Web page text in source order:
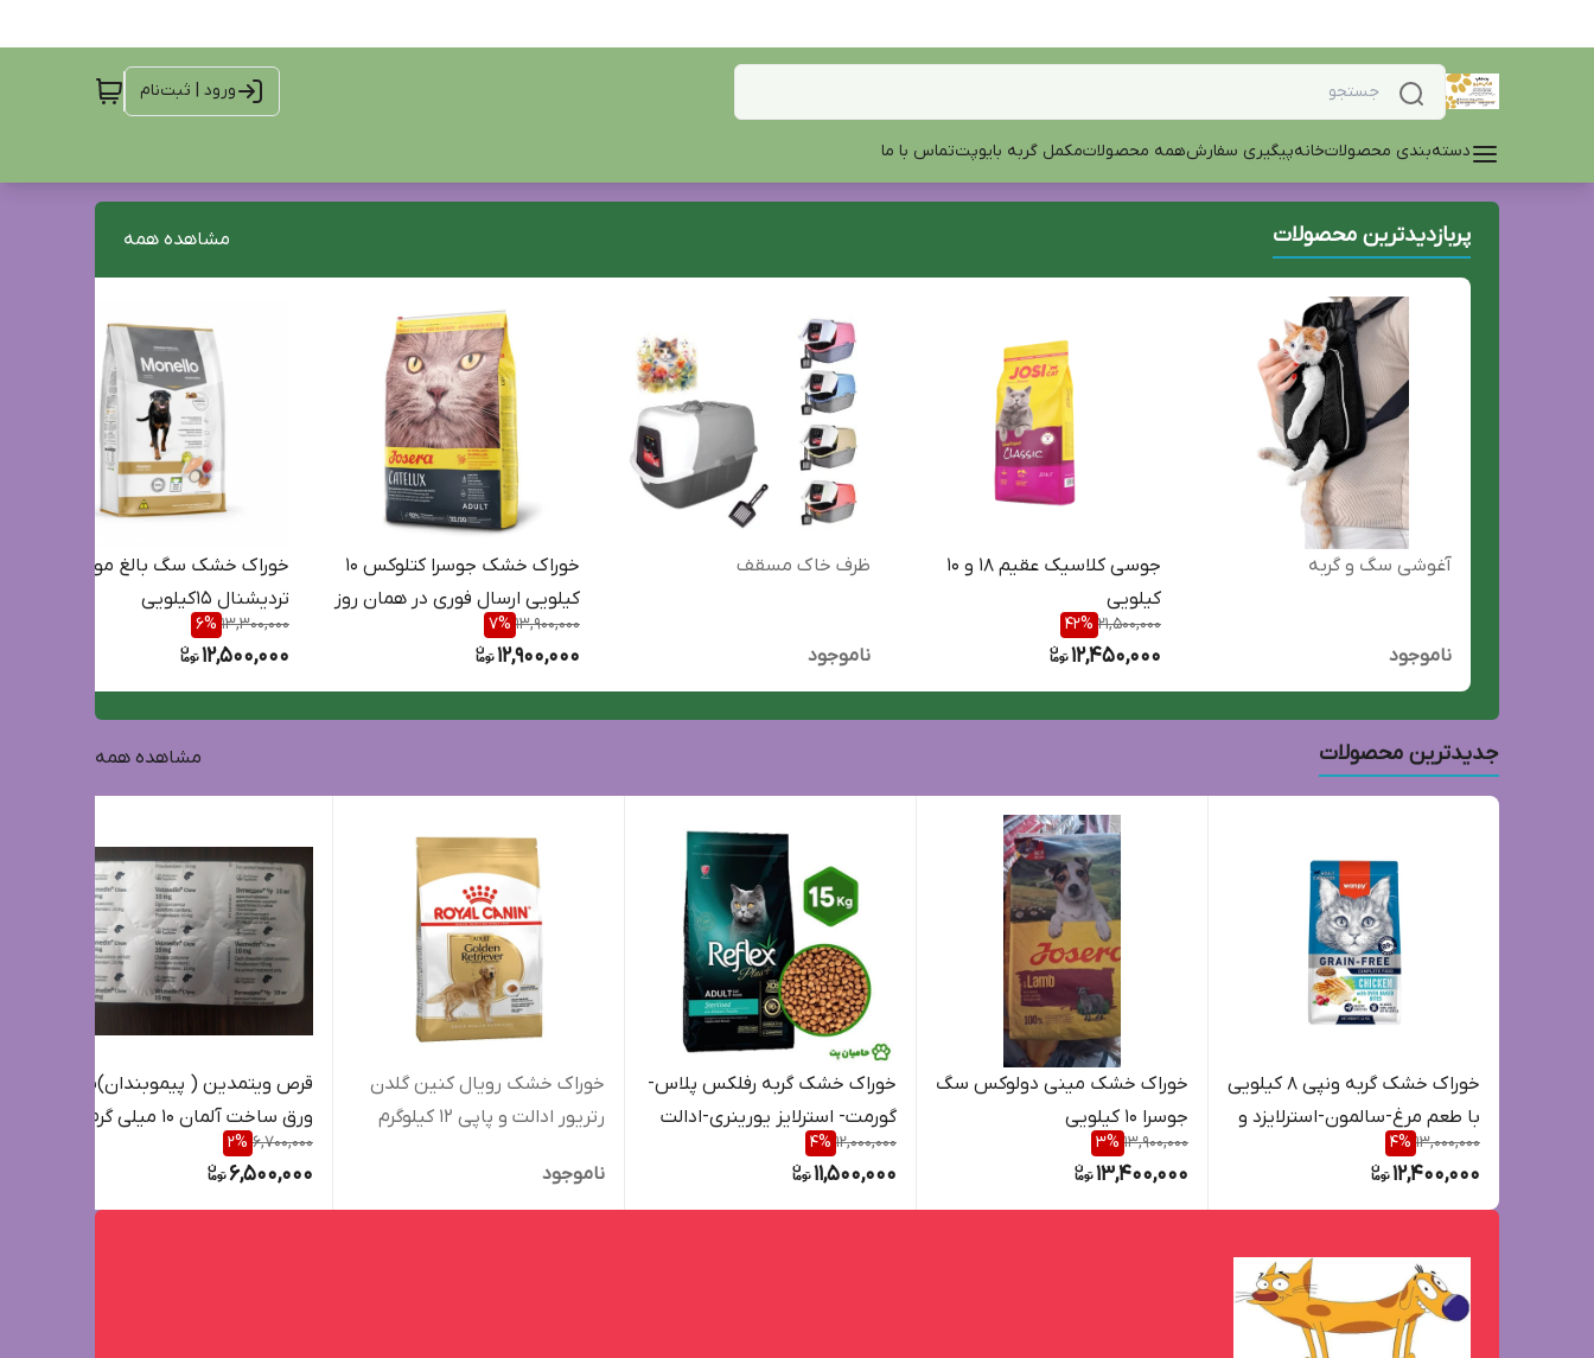
ورود | ثبت‌نام
دسته‌بندی محصولاتخانهپیگیری سفارشهمه محصولاتمکمل گربه بایوپتتماس با ما
پربازدیدترین محصولات مشاهده همه
آغوشی سگ و گربه
ناموجود
جوسی کلاسیک عقیم 18 و 10
کیلویی
21,500,000
42%
12,450,000
ظرف خاک مسقف
ناموجود
خوراک خشک جوسرا کتلوکس 10
کیلویی ارسال فوری در همان روز
13,900,000
7%
12,900,000
خوراک خشک سگ بالغ مونلو
تردیشنال 15کیلویی
13,300,000
6%
12,500,000
جدیدترین محصولات مشاهده همه
خوراک خشک گربه ونپی 8 کیلویی
با طعم مرغ-سالمون-استرلایزد و
کیتن
13,000,000
4%
12,400,000
خوراک خشک مینی دولوکس سگ
جوسرا 10 کیلویی
13,900,000
3%
13,400,000
خوراک خشک گربه رفلکس پلاس-
گورمت- استرلایز یورینری-ادالت
-15 کیلویی
12,000,000
4%
11,500,000
خوراک خشک رویال کنین گلدن
رتریور ادالت و پاپی 12 کیلوگرم
ناموجود
قرص ویتمدین ( پیموبندان)یک
ورق ساخت آلمان 10 میلی گرم
6,700,000
2%
6,500,000